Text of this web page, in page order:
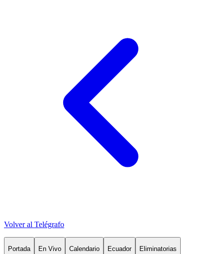
Volver al Telégrafo
Portada En Vivo Calendario Ecuador Eliminatorias